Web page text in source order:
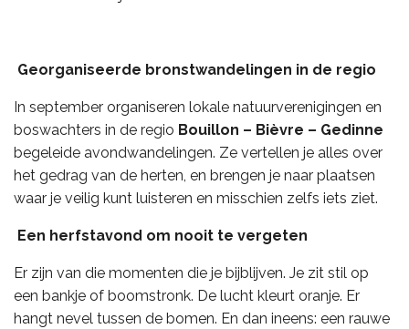
Georganiseerde bronstwandelingen in de regio
In september organiseren lokale natuurverenigingen en
boswachters in de regio Bouillon – Bièvre – Gedinne
begeleide avondwandelingen. Ze vertellen je alles over
het gedrag van de herten, en brengen je naar plaatsen
waar je veilig kunt luisteren en misschien zelfs iets ziet.
Een herfstavond om nooit te vergeten
Er zijn van die momenten die je bijblijven. Je zit stil op
een bankje of boomstronk. De lucht kleurt oranje. Er
hangt nevel tussen de bomen. En dan ineens: een rauwe